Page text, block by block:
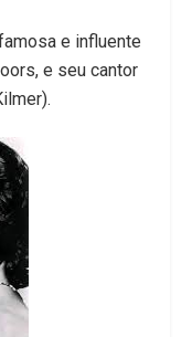
e influente
e seu cantor